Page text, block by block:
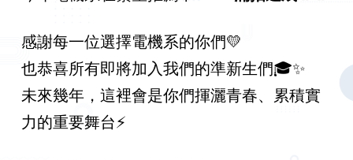
感謝每一位選擇電機系的你們💛
也恭喜所有即將加入我們的準新生們🎓✨
未來幾年，這裡會是你們揮灑青春、累積實
力的重要舞台⚡️